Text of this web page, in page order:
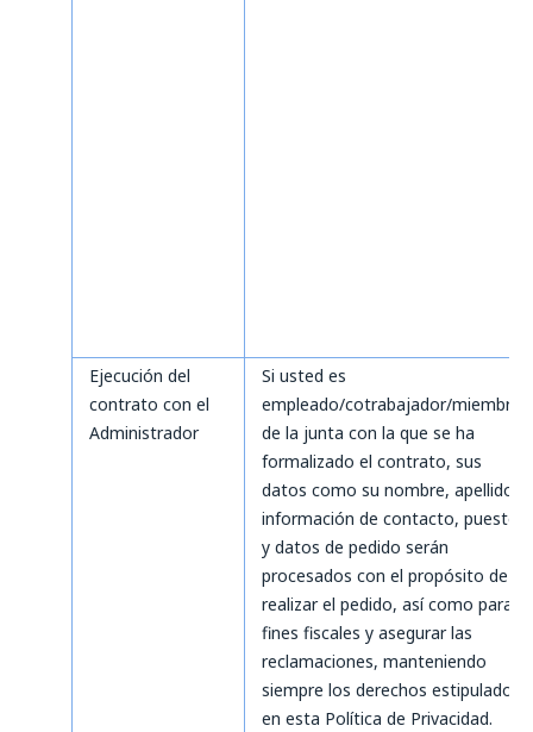
Ejecución del
contrato con el
Administrador
Si usted es
empleado/cotrabajador/miembro
de la junta con la que se ha
formalizado el contrato, sus
datos como su nombre, apellido,
información de contacto, puesto
y datos de pedido serán
procesados con el propósito de
realizar el pedido, así como para
fines fiscales y asegurar las
reclamaciones, manteniendo
siempre los derechos estipulados
en esta Política de Privacidad.